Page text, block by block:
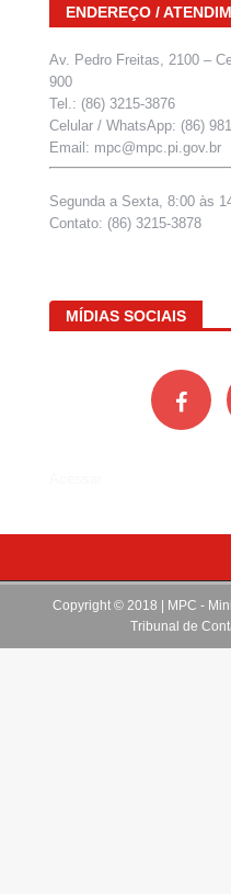
ENDEREÇO /
Av. Pedro Freitas, 2100 –
900
Tel.: (86) 3215-3876
Celular / WhatsApp: (86)
Email: mpc@mpc.pi.gov.br
Segunda a Sexta, 8:00 às
Contato: (86) 3215-3878
MÍDIAS SOCIAIS
Copyright © 2018 | MPC -
Tribunal de